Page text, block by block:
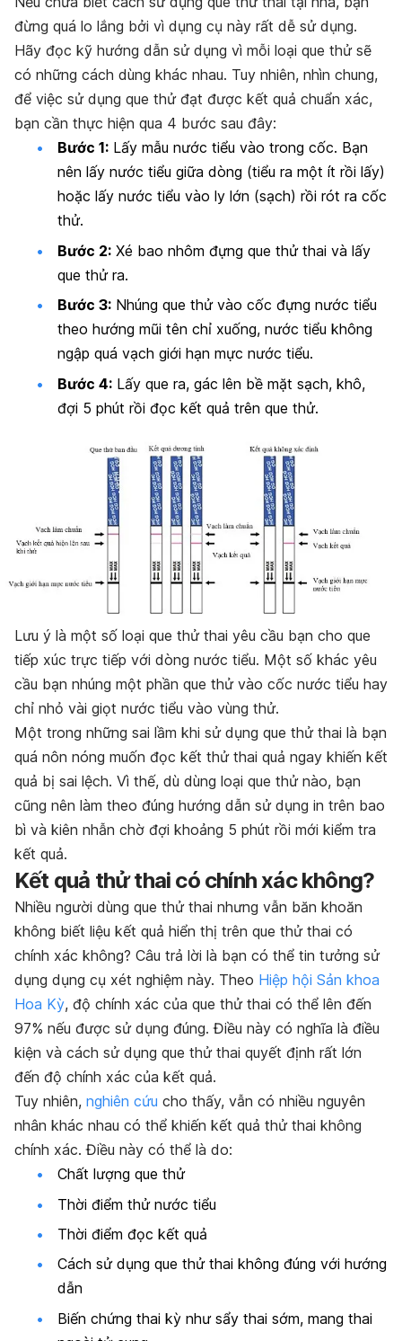
đừng quá lo lắng bởi vì dụng cụ này rất dễ sử dụng.
Hãy đọc kỹ hướng dẫn sử dụng vì mỗi loại que thử sẽ
có những cách dùng khác nhau. Tuy nhiên, nhìn chung,
để việc sử dụng que thử đạt được kết quả chuẩn xác,
bạn cần thực hiện qua 4 bước sau đây:
Bước 1: Lấy mẫu nước tiểu vào trong cốc. Bạn
nên lấy nước tiểu giữa dòng (tiểu ra một ít rồi lấy)
hoặc lấy nước tiểu vào ly lớn (sạch) rồi rót ra cốc
thử.
Bước 2: Xé bao nhôm đựng que thử thai và lấy
que thử ra.
Bước 3: Nhúng que thử vào cốc đựng nước tiểu
theo hướng mũi tên chỉ xuống, nước tiểu không
ngập quá vạch giới hạn mực nước tiểu.
Bước 4: Lấy que ra, gác lên bề mặt sạch, khô,
đợi 5 phút rồi đọc kết quả trên que thử.
Lưu ý là một số loại que thử thai yêu cầu bạn cho que
tiếp xúc trực tiếp với dòng nước tiểu. Một số khác yêu
cầu bạn nhúng một phần que thử vào cốc nước tiểu hay
chỉ nhỏ vài giọt nước tiểu vào vùng thử.
Một trong những sai lầm khi sử dụng que thử thai là bạn
quá nôn nóng muốn đọc kết thử thai quả ngay khiến kết
quả bị sai lệch. Vì thế, dù dùng loại que thử nào, bạn
cũng nên làm theo đúng hướng dẫn sử dụng in trên bao
bì và kiên nhẫn chờ đợi khoảng 5 phút rồi mới kiểm tra
kết quả.
Kết quả thử thai có chính xác không?
Nhiều người dùng que thử thai nhưng vẫn băn khoăn
không biết liệu kết quả hiển thị trên que thử thai có
chính xác không? Câu trả lời là bạn có thể tin tưởng sử
dụng dụng cụ xét nghiệm này. Theo Hiệp hội Sản khoa
Hoa Kỳ, độ chính xác của que thử thai có thể lên đến
97% nếu được sử dụng đúng. Điều này có nghĩa là điều
kiện và cách sử dụng que thử thai quyết định rất lớn
đến độ chính xác của kết quả.
Tuy nhiên, nghiên cứu cho thấy, vẫn có nhiều nguyên
nhân khác nhau có thể khiến kết quả thử thai không
chính xác. Điều này có thể là do:
Chất lượng que thử
Thời điểm thử nước tiểu
Thời điểm đọc kết quả
Cách sử dụng que thử thai không đúng với hướng
dẫn
Biến chứng thai kỳ như sẩy thai sớm, mang thai